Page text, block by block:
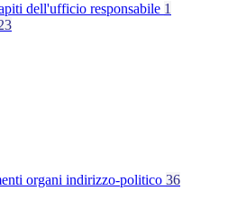
dell'ufficio responsabile 1
organi indirizzo-politico 36